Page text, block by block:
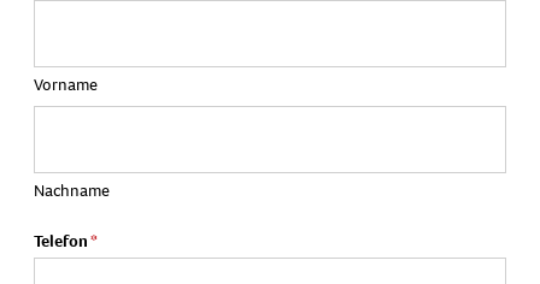
Vorname
Nachname
Telefon